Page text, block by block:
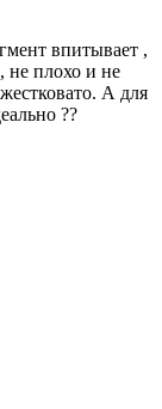
впитывает ,
не плохо и не
А для
??